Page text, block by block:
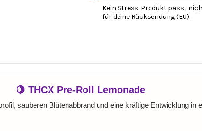
Kein Stress. Produkt passt
für deine Rücksendung (EU).
🍋 THCX Pre-Roll Lemonade
sauberen Blütenabbrand und eine kräftige Entwicklung in